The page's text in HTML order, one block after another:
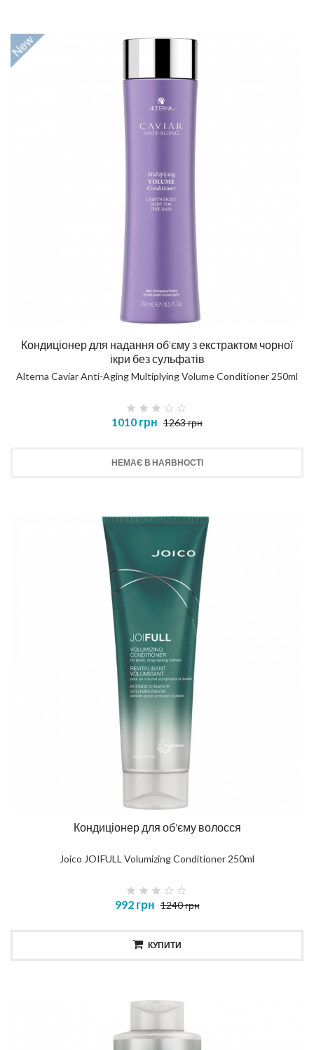
Кондиціонер для надання об'єму з екстрактом чорної
ікри без сульфатів
Alterna Caviar Anti-Aging Multiplying Volume Conditioner 250ml
1010 грн 1263 грн
НЕМАЄ В НАЯВНОСТІ
Кондиціонер для об'єму волосся
Joico JOIFULL Volumizing Conditioner 250ml
992 грн 1240 грн
КУПИТИ